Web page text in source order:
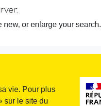
or enlarge your search.
vie. Pour plus
sur le site du